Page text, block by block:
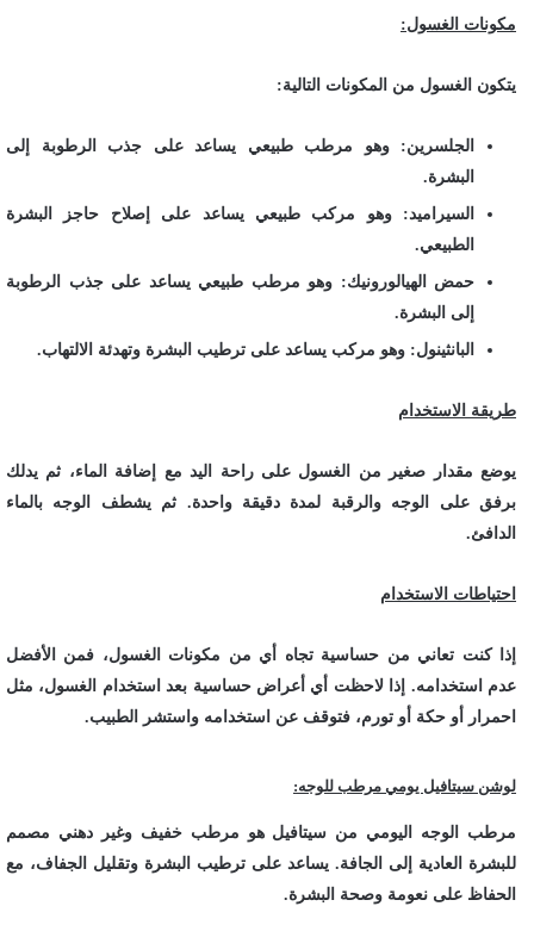
مكونات الغسول:
يتكون الغسول من المكونات التالية:
الجلسرين: وهو مرطب طبيعي يساعد على جذب الرطوبة إلى
البشرة.
السيراميد: وهو مركب طبيعي يساعد على إصلاح حاجز البشرة
الطبيعي.
حمض الهيالورونيك: وهو مرطب طبيعي يساعد على جذب الرطوبة
إلى البشرة.
البانثينول: وهو مركب يساعد على ترطيب البشرة وتهدئة الالتهاب.
طريقة الاستخدام
يوضع مقدار صغير من الغسول على راحة اليد مع إضافة الماء، ثم يدلك
برفق على الوجه والرقبة لمدة دقيقة واحدة. ثم يشطف الوجه بالماء
الدافئ.
احتياطات الاستخدام
إذا كنت تعاني من حساسية تجاه أي من مكونات الغسول، فمن الأفضل
عدم استخدامه. إذا لاحظت أي أعراض حساسية بعد استخدام الغسول، مثل
احمرار أو حكة أو تورم، فتوقف عن استخدامه واستشر الطبيب.
لوشن سيتافيل يومي مرطب للوجه:
مرطب الوجه اليومي من سيتافيل هو مرطب خفيف وغير دهني مصمم
للبشرة العادية إلى الجافة. يساعد على ترطيب البشرة وتقليل الجفاف، مع
الحفاظ على نعومة وصحة البشرة.